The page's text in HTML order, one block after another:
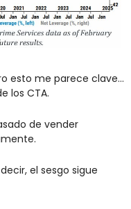
esto me parece clave…
los CTA.
de vender
el sesgo sigue